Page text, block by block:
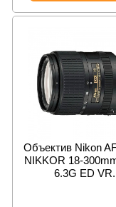
Объектив Nikon
NIKKOR 18-
6.3G ED VR.